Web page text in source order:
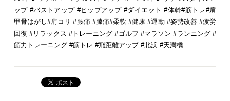
ップ #バストアップ #ヒップアップ #ダイエット #体幹#筋トレ#肩
甲骨はがし#肩コリ #腰痛 #膝痛#柔軟 #健康 #運動 #姿勢改善 #疲労
回復 #リラックス #トレーニング #ゴルフ #マラソン #ランニング #
筋力トレーニング #筋トレ #飛距離アップ #北浜 #天満橋